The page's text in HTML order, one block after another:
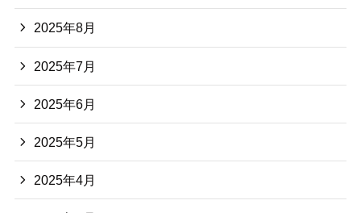
2025年8月
2025年7月
2025年6月
2025年5月
2025年4月